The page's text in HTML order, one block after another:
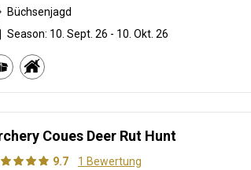
Büchsenjagd
Season: 10. Sept. 26 - 10. Okt. 26
Coues Deer Rut Hunt
9.7
1 Bewertung